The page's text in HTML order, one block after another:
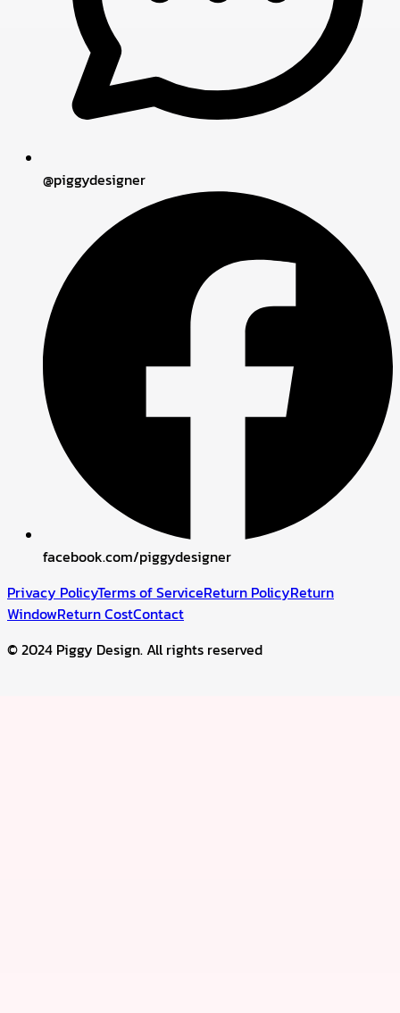
@piggydesigner
facebook.com/piggydesigner
Privacy PolicyTerms of ServiceReturn PolicyReturn
WindowReturn CostContact
© 2024 Piggy Design. All rights reserved